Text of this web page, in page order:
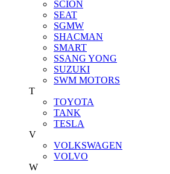
SCION
SEAT
SGMW
SHACMAN
SMART
SSANG YONG
SUZUKI
SWM MOTORS
T
TOYOTA
TANK
TESLA
V
VOLKSWAGEN
VOLVO
W